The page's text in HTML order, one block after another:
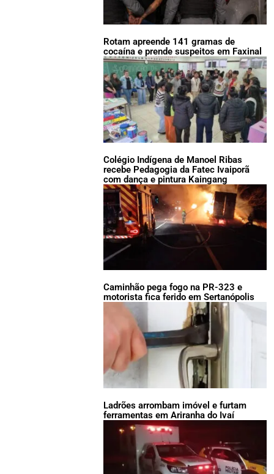
Rotam apreende 141 gramas de
cocaína e prende suspeitos em Faxinal
Colégio Indígena de Manoel Ribas
recebe Pedagogia da Fatec Ivaiporã
com dança e pintura Kaingang
Caminhão pega fogo na PR-323 e
motorista fica ferido em Sertanópolis
Ladrões arrombam imóvel e furtam
ferramentas em Ariranha do Ivaí